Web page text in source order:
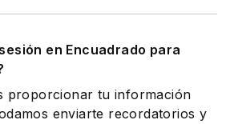
en Encuadrado para
proporcionar tu información
enviarte recordatorios y